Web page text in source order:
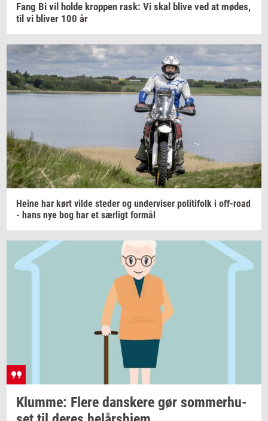
Fang Bi vil holde krop­pen rask: Vi skal blive ved at mødes,
til vi bli­ver 100 år
Heine har kørt vilde ste­der og un­der­vi­ser po­li­ti­folk i off-​road
- hans nye bog har et sær­ligt for­mål
Klum­me: Flere dan­ske­re gør som­mer­hu­